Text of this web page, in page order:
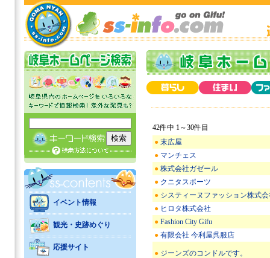
イベント情報
観光・史跡めぐり
応援サイト
42件中 1～30件目
● 末広屋
● マンチェス
● 株式会社ガゼール
● クニタスポーツ
● システィーヌファッション株式
● ヒロタ株式会社
● Fashion City Gifu
● 有限会社 今利屋呉服店
● ジーンズのコンドルです。